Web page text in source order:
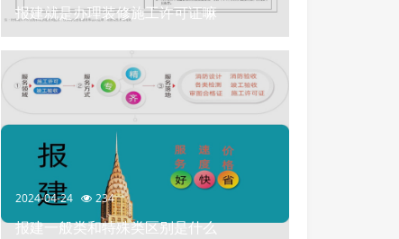
报建就是办理装修施工许可证嘛
2024-04-24 234
报建一般类和特殊类区别是什么